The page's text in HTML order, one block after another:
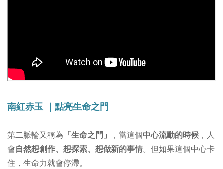
南紅赤玉 ｜點亮生命之門
第二脈輪又稱為 「生命之門」 ，當這個中心流動的時候 ，人
會自然想創作、想探索、想做新的事情。但如果這個中心卡
住，生命力就會停滯。